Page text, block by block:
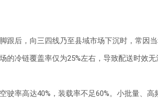
跟后，向三四线乃至县域市场下沉时，常因
的冷链覆盖率仅为25%左右，导致配送时效
驶率高达40%，装载率不足60%。小批量、高